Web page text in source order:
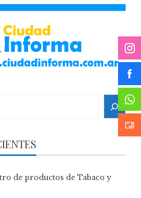
de productos de Tabaco y